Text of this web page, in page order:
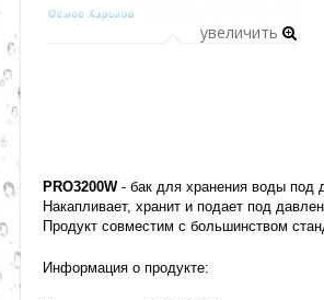
увеличить
PRO3200W- бак для хранения воды под
Накапливает, хранит и подает под
Продукт совместим с большинством
Информация о продукте: